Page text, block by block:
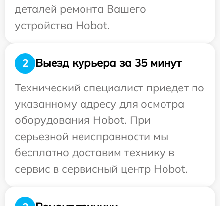
деталей ремонта Вашего
устройства Hobot.
2
Выезд курьера за 35 минут
Технический специалист приедет по
указанному адресу для осмотра
оборудования Hobot. При
серьезной неисправности мы
бесплатно доставим технику в
сервис в сервисный центр Hobot.